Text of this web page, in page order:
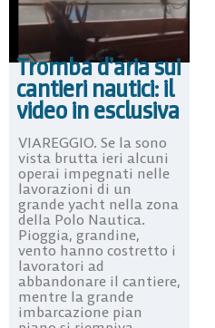
Tromba d’aria sui
cantieri nautici: il
video in esclusiva
VIAREGGIO. Se la sono
vista brutta ieri alcuni
operai impegnati nelle
lavorazioni di un
grande yacht nella zona
della Polo Nautica.
Pioggia, grandine,
vento hanno costretto i
lavoratori ad
abbandonare il cantiere,
mentre la grande
imbarcazione pian